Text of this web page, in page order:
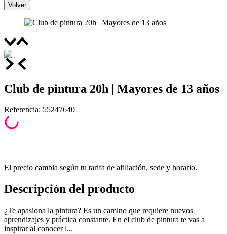
Volver
Club de pintura 20h | Mayores de 13 años
Referencia: 55247640
El precio cambia según tu tarifa de afiliación, sede y horario.
Descripción del producto
¿Te apasiona la pintura? Es un camino que requiere nuevos
aprendizajes y práctica constante. En el club de pintura te vas a
inspirar al conocer l...